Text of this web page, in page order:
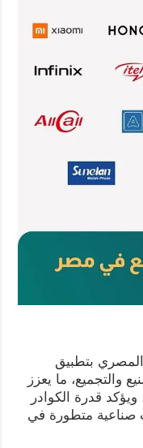
بتطبيق
والتجميع، ما يعزز
قدرة الكوادر
متطورة في